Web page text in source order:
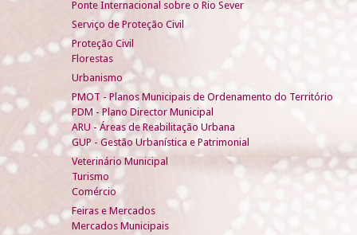
Ponte Internacional sobre o Rio Sever
Serviço de Proteção Civil
Proteção Civil
Florestas
Urbanismo
PMOT - Planos Municipais de Ordenamento do Território
PDM - Plano Director Municipal
ARU - Áreas de Reabilitação Urbana
GUP - Gestão Urbanística e Patrimonial
Veterinário Municipal
Turismo
Comércio
Feiras e Mercados
Mercados Municipais